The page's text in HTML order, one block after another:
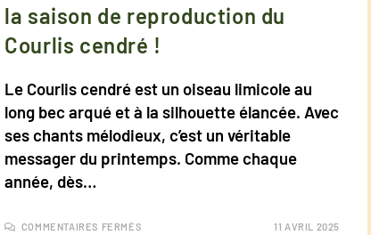
la saison de reproduction du
Courlis cendré !
Le Courlis cendré est un oiseau limicole au
long bec arqué et à la silhouette élancée. Avec
ses chants mélodieux, c’est un véritable
messager du printemps. Comme chaque
année, dès…
COMMENTAIRES FERMÉS 11 AVRIL 2025